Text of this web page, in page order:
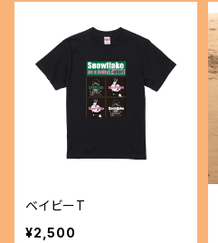
ベイビーT
¥2,500